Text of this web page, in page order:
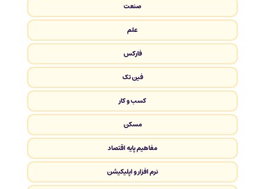
صنعت
علم
فارکس
فین تک
کسب و کار
مسکن
مفاهیم پایه اقتصاد
نرم افزار و اپلیکیشن